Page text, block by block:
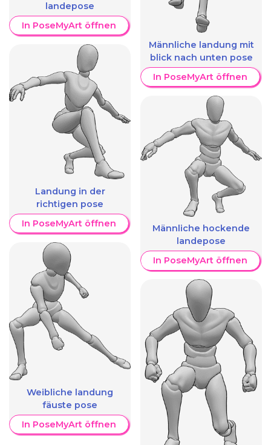
landepose
In PoseMyArt öffnen
Landung in der
richtigen pose
In PoseMyArt öffnen
Weibliche landung
fäuste pose
In PoseMyArt öffnen
Männliche landung mit
blick nach unten pose
In PoseMyArt öffnen
Männliche hockende
landepose
In PoseMyArt öffnen